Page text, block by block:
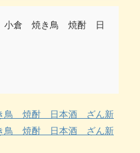
小倉 焼き鳥 焼酎 日
鳥 焼酎 日本酒 ざん新
鳥 焼酎 日本酒 ざん新